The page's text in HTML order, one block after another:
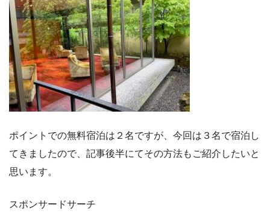
ポイントでの無料宿泊は２名ですが、今回は３名で宿泊し
てきましたので、記事後半にてその方法もご紹介したいと
思います。
スポンサードサーチ